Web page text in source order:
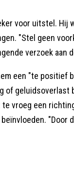
voor uitstel. Hij
"Stel geen
verzoek aan
een "te positief
of geluidsoverlast
vroeg een
"Door